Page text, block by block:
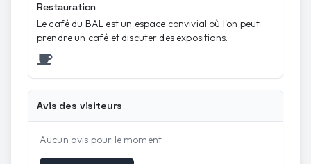
Restauration
Le café du BAL est un espace convivial où l'on peut
prendre un café et discuter des expositions.
Avis des visiteurs
Aucun avis pour le moment